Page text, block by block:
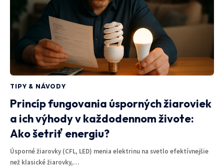
TIPY & NÁVODY
Princíp fungovania úsporných žiaroviek
a ich výhody v každodennom živote:
Ako šetriť energiu?
Úsporné žiarovky (CFL, LED) menia elektrinu na svetlo efektívnejšie
než klasické žiarovky,…